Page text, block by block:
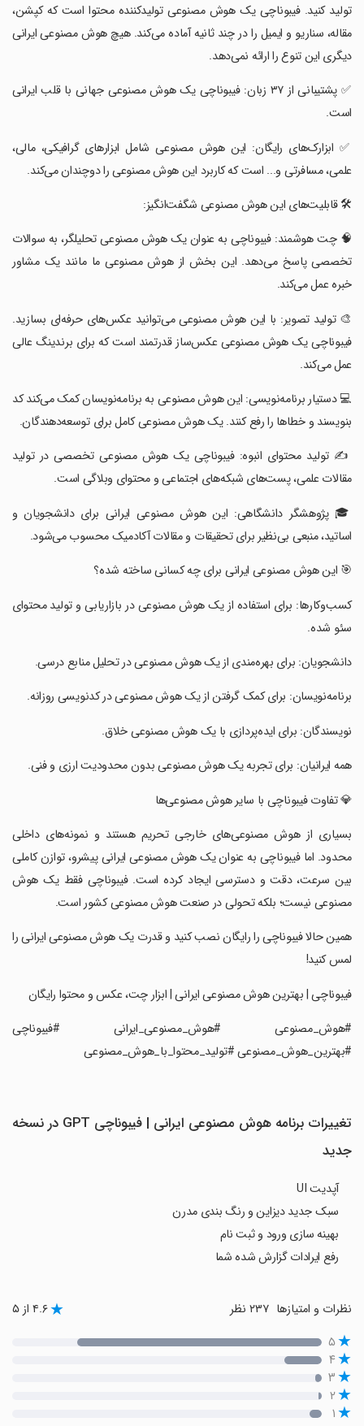
تولید کنید. فیبوناچی یک هوش مصنوعی تولیدکننده محتوا است که کپشن،
مقاله، سناریو و ایمیل را در چند ثانیه آماده می‌کند. هیچ هوش مصنوعی ایرانی
دیگری این تنوع را ارائه نمی‌دهد.
‏✅ پشتیبانی از ۳۷ زبان: فیبوناچی یک هوش مصنوعی جهانی با قلب ایرانی
است.
‏✅ ابزارک‌های رایگان: این هوش مصنوعی شامل ابزارهای گرافیکی، مالی،
علمی، مسافرتی و... است که کاربرد این هوش مصنوعی را دوچندان می‌کند.
‏🛠 قابلیت‌های این هوش مصنوعی شگفت‌انگیز:
‏🧠 چت هوشمند: فیبوناچی به عنوان یک هوش مصنوعی تحلیلگر، به سوالات
تخصصی پاسخ می‌دهد. این بخش از هوش مصنوعی ما مانند یک مشاور
خبره عمل می‌کند.
‏🎨 تولید تصویر: با این هوش مصنوعی می‌توانید عکس‌های حرفه‌ای بسازید.
فیبوناچی یک هوش مصنوعی عکس‌ساز قدرتمند است که برای برندینگ عالی
عمل می‌کند.
‏💻 دستیار برنامه‌نویسی: این هوش مصنوعی به برنامه‌نویسان کمک می‌کند کد
بنویسند و خطاها را رفع کنند. یک هوش مصنوعی کامل برای توسعه‌دهندگان.
‏✍️ تولید محتوای انبوه: فیبوناچی یک هوش مصنوعی تخصصی در تولید
مقالات علمی، پست‌های شبکه‌های اجتماعی و محتوای وبلاگی است.
‏🎓 پژوهشگر دانشگاهی: این هوش مصنوعی ایرانی برای دانشجویان و
اساتید، منبعی بی‌نظیر برای تحقیقات و مقالات آکادمیک محسوب می‌شود.
‏🎯 این هوش مصنوعی ایرانی برای چه کسانی ساخته شده؟
‏کسب‌وکارها: برای استفاده از یک هوش مصنوعی در بازاریابی و تولید محتوای
سئو شده.
‏دانشجویان: برای بهره‌مندی از یک هوش مصنوعی در تحلیل منابع درسی.
‏برنامه‌نویسان: برای کمک گرفتن از یک هوش مصنوعی در کدنویسی روزانه.
‏نویسندگان: برای ایده‌پردازی با یک هوش مصنوعی خلاق.
‏همه ایرانیان: برای تجربه یک هوش مصنوعی بدون محدودیت ارزی و فنی.
‏💎 تفاوت فیبوناچی با سایر هوش مصنوعی‌ها
‏بسیاری از هوش مصنوعی‌های خارجی تحریم هستند و نمونه‌های داخلی
محدود. اما فیبوناچی به عنوان یک هوش مصنوعی ایرانی پیشرو، توازن کاملی
بین سرعت، دقت و دسترسی ایجاد کرده است. فیبوناچی فقط یک هوش
مصنوعی نیست؛ بلکه تحولی در صنعت هوش مصنوعی کشور است.
‏همین حالا فیبوناچی را رایگان نصب کنید و قدرت یک هوش مصنوعی ایرانی را
لمس کنید!
‏فیبوناچی | بهترین هوش مصنوعی ایرانی | ابزار چت، عکس و محتوا رایگان
‏#هوش_مصنوعی #هوش_مصنوعی_ایرانی #فیبوناچی
#بهترین_هوش_مصنوعی #تولید_محتوا_با_هوش_مصنوعی
تغییرات برنامه ‏‏‏‏‏‏‏‏‏‏‏‏‏‏‏‏‏‏‏‏‏‏‏‏‏‏‏‏‏‏‏‏‏‏‏‏‏هوش مصنوعی ایرانی | فیبوناچی GPT در نسخه
جدید
آپدیت UI
سبک جدید دیزاین و رنگ بندی مدرن
بهینه سازی ورود و ثبت نام
رفع ایرادات گزارش شده شما
نظرات و امتیازها ۴.۶ از ۵
۵
۴
۳
۲
۱